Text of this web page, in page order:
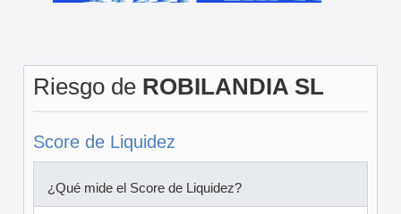
Riesgo de ROBILANDIA SL
Score de Liquidez
¿Qué mide el Score de Liquidez?